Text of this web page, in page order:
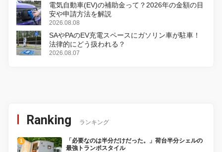
電気自動車(EV)の補助金って？2026年の金額の目
安や申請方法を解説
2026.08.08
SAやPAのEV充電スペースにガソリン車が駐車！
法律的にどう扱われる？
2026.08.07
Ranking ランキング
「必要なのは半分だけだった。」荷台半分シェルの
最強トランポスタイル